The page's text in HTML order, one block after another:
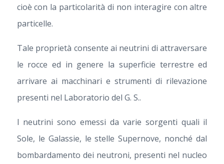
cioè con la particolarità di non interagire con altre
particelle.
Tale proprietà consente ai neutrini di attraversare
le rocce ed in genere la superficie terrestre ed
arrivare ai macchinari e strumenti di rilevazione
presenti nel Laboratorio del G. S..
I neutrini sono emessi da varie sorgenti quali il
Sole, le Galassie, le stelle Supernove, nonché dal
bombardamento dei neutroni, presenti nel nucleo